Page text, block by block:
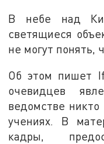
В небе над
светящиеся
не могут понять,
Об этом пишет
очевидцев
ведомстве
учениях. В
кадры,